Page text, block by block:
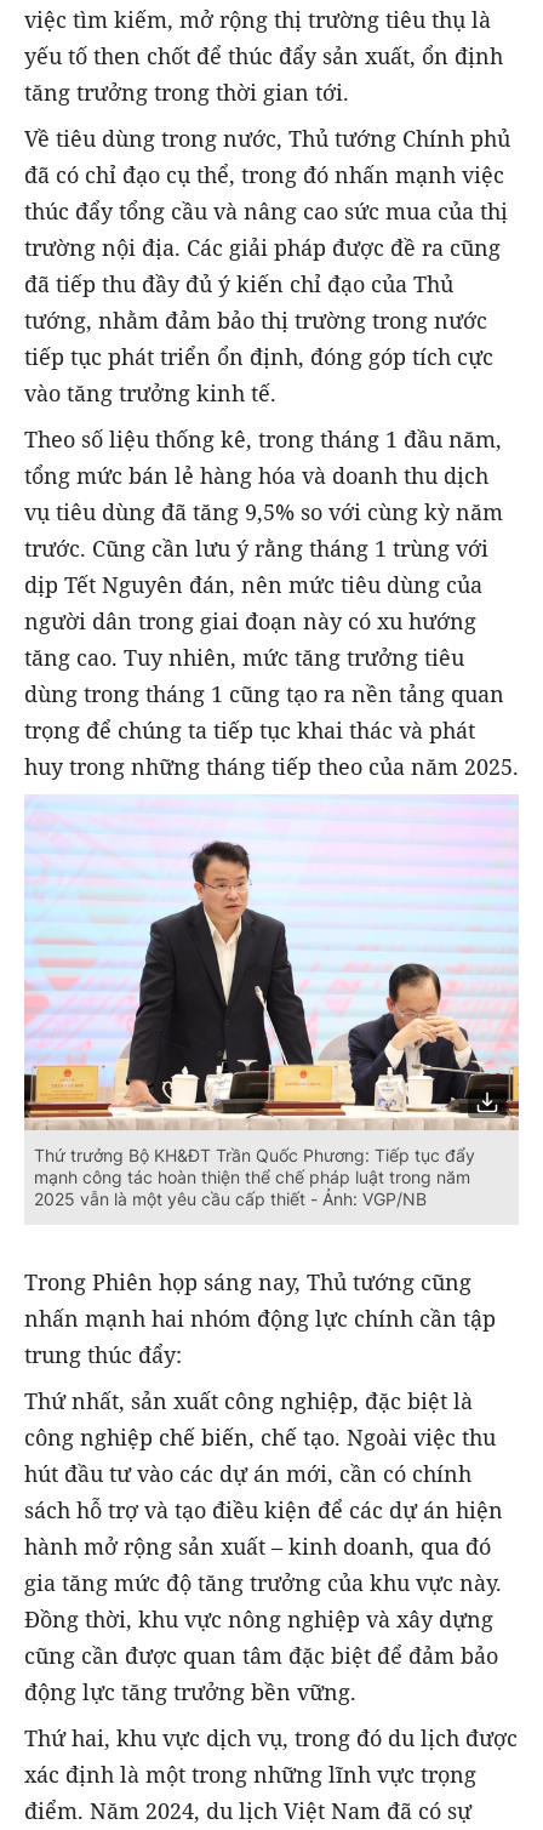
việc tìm kiếm, mở rộng thị trường tiêu thụ là
yếu tố then chốt để thúc đẩy sản xuất, ổn định
tăng trưởng trong thời gian tới.
Về tiêu dùng trong nước, Thủ tướng Chính phủ
đã có chỉ đạo cụ thể, trong đó nhấn mạnh việc
thúc đẩy tổng cầu và nâng cao sức mua của thị
trường nội địa. Các giải pháp được đề ra cũng
đã tiếp thu đầy đủ ý kiến chỉ đạo của Thủ
tướng, nhằm đảm bảo thị trường trong nước
tiếp tục phát triển ổn định, đóng góp tích cực
vào tăng trưởng kinh tế.
Theo số liệu thống kê, trong tháng 1 đầu năm,
tổng mức bán lẻ hàng hóa và doanh thu dịch
vụ tiêu dùng đã tăng 9,5% so với cùng kỳ năm
trước. Cũng cần lưu ý rằng tháng 1 trùng với
dịp Tết Nguyên đán, nên mức tiêu dùng của
người dân trong giai đoạn này có xu hướng
tăng cao. Tuy nhiên, mức tăng trưởng tiêu
dùng trong tháng 1 cũng tạo ra nền tảng quan
trọng để chúng ta tiếp tục khai thác và phát
huy trong những tháng tiếp theo của năm 2025.
Thứ trưởng Bộ KH&ĐT Trần Quốc Phương: Tiếp tục đẩy
mạnh công tác hoàn thiện thể chế pháp luật trong năm
2025 vẫn là một yêu cầu cấp thiết - Ảnh: VGP/NB
Trong Phiên họp sáng nay, Thủ tướng cũng
nhấn mạnh hai nhóm động lực chính cần tập
trung thúc đẩy:
Thứ nhất, sản xuất công nghiệp, đặc biệt là
công nghiệp chế biến, chế tạo. Ngoài việc thu
hút đầu tư vào các dự án mới, cần có chính
sách hỗ trợ và tạo điều kiện để các dự án hiện
hành mở rộng sản xuất – kinh doanh, qua đó
gia tăng mức độ tăng trưởng của khu vực này.
Đồng thời, khu vực nông nghiệp và xây dựng
cũng cần được quan tâm đặc biệt để đảm bảo
động lực tăng trưởng bền vững.
Thứ hai, khu vực dịch vụ, trong đó du lịch được
xác định là một trong những lĩnh vực trọng
điểm. Năm 2024, du lịch Việt Nam đã có sự